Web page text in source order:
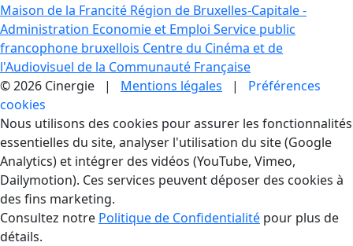
Maison de la Francité Région de Bruxelles-Capitale -
Administration Economie et Emploi Service public
francophone bruxellois Centre du Cinéma et de
l'Audiovisuel de la Communauté Française
© 2026 Cinergie | Mentions légales | Préférences
cookies
Gestion des Cookies
Nous utilisons des cookies pour assurer les fonctionnalités
essentielles du site, analyser l'utilisation du site (Google
Analytics) et intégrer des vidéos (YouTube, Vimeo,
Dailymotion). Ces services peuvent déposer des cookies à
des fins marketing.
Consultez notre Politique de Confidentialité pour plus de
détails.